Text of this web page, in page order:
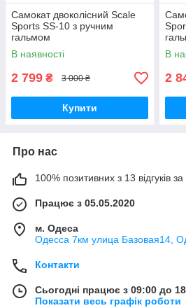
Самокат двоколісний Scale
Sports SS-10 з ручним
гальмом
В наявності
2 799 ₴ 3 000 ₴
Купити
В
2
Про нас
100% позитивних з 13 відгуків за
Працює з 05.05.2020
м. Одеса
Одесса 7км улица Базовая14,
Контакти
Сьогодні працює з 09:00 до
Показати весь графік роботи